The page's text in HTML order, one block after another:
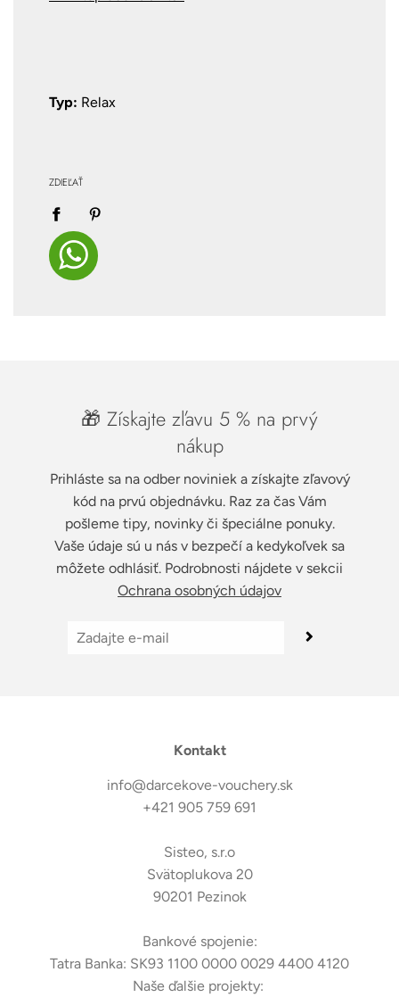
Typ: Relax
ZDIEĽAŤ
🎁 Získajte zľavu 5 % na prvý
nákup
Prihláste sa na odber noviniek a získajte zľavový
kód na prvú objednávku. Raz za čas Vám
pošleme tipy, novinky či špeciálne ponuky.
Vaše údaje sú u nás v bezpečí a kedykoľvek sa
môžete odhlásiť. Podrobnosti nájdete v sekcii
Ochrana osobných údajov
Kontakt
info@darcekove-vouchery.sk
+421 905 759 691
Sisteo, s.r.o
Svätoplukova 20
90201 Pezinok
Bankové spojenie:
Tatra Banka: SK93 1100 0000 0029 4400 4120
Naše ďalšie projekty: